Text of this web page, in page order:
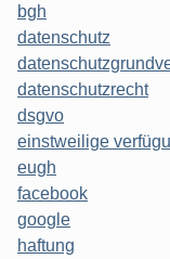
bgh
datenschutz
datenschutzrecht
dsgvo
einstweilige
eugh
facebook
google
haftung